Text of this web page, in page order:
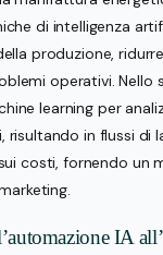
di intelligenza
produzione,
operativi. Nello
learning per
in flussi di
costi, fornendo un
IA